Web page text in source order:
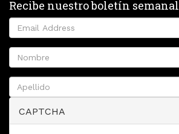
Recibe nuestro boletín semanal
CAPTCHA